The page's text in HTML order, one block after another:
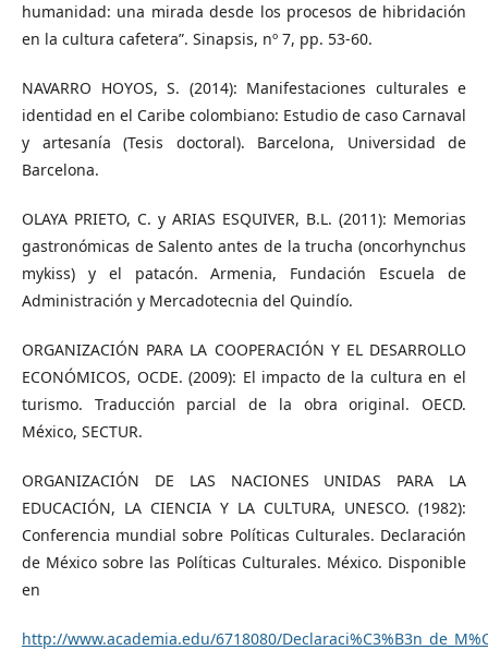
humanidad: una mirada desde los procesos de hibridación
en la cultura cafetera”. Sinapsis, nº 7, pp. 53-60.
NAVARRO HOYOS, S. (2014): Manifestaciones culturales e
identidad en el Caribe colombiano: Estudio de caso Carnaval
y artesanía (Tesis doctoral). Barcelona, Universidad de
Barcelona.
OLAYA PRIETO, C. y ARIAS ESQUIVER, B.L. (2011): Memorias
gastronómicas de Salento antes de la trucha (oncorhynchus
mykiss) y el patacón. Armenia, Fundación Escuela de
Administración y Mercadotecnia del Quindío.
ORGANIZACIÓN PARA LA COOPERACIÓN Y EL DESARROLLO
ECONÓMICOS, OCDE. (2009): El impacto de la cultura en el
turismo. Traducción parcial de la obra original. OECD.
México, SECTUR.
ORGANIZACIÓN DE LAS NACIONES UNIDAS PARA LA
EDUCACIÓN, LA CIENCIA Y LA CULTURA, UNESCO. (1982):
Conferencia mundial sobre Políticas Culturales. Declaración
de México sobre las Políticas Culturales. México. Disponible
en
http://www.academia.edu/6718080/